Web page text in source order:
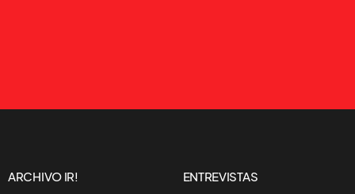
ARCHIVO IR!
ENTREVISTAS